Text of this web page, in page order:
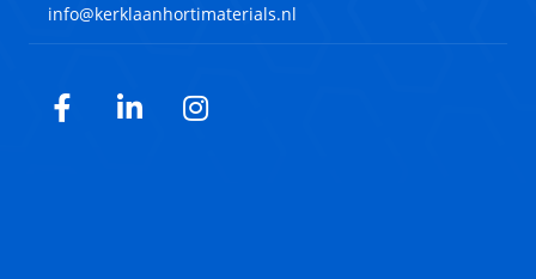
info@kerklaanhortimaterials.nl
Facebook
LinkedInInstagram